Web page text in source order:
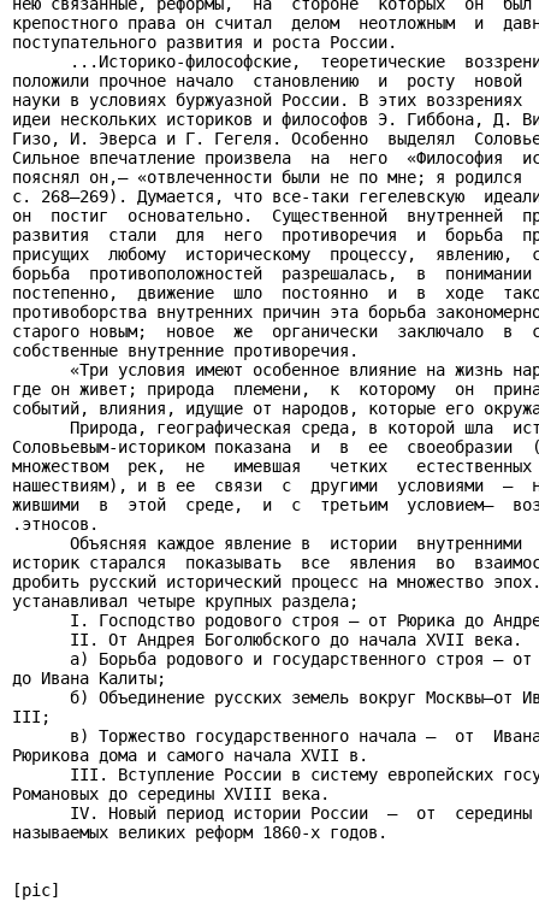
крепостного права он считал  делом  неотложным  и
поступательного развития и роста России.
...Историко-философские,  теоретические
положили прочное начало  становлению  и  росту  новой
науки в условиях буржуазной России. В этих воззрениях
идеи нескольких историков и философов Э. Гиббона,
Гизо, И. Эверса и Г. Гегеля. Особенно  выделял
Сильное впечатление произвела  на  него  «Философия
пояснял он,— «отвлеченности были не по мне; я родился
с. 268—269). Думается, что все-таки гегелевскую
он  постиг  основательно.  Существенной  внутренней
развития  стали  для  него  противоречия  и  борьба
присущих  любому  историческому  процессу,  явлению,
борьба  противоположностей  разрешалась,  в
постепенно,  движение  шло  постоянно  и  в  ходе
противоборства внутренних причин эта борьба
старого новым;  новое  же  органически  заключало  в
собственные внутренние противоречия.
«Три условия имеют особенное влияние на жизнь
где он живет; природа  племени,  к  которому  он
событий, влияния, идущие от народов, которые его
Природа, географическая среда, в которой шла
Соловьевым-историком показана  и  в  ее  своеобразии
множеством  рек,  не   имевшая   четких
нашествиям), и в ее  связи  с  другими  условиями  —
жившими  в  этой  среде,  и  с  третьим  условием—
.этносов.
Объясняя каждое явление в  истории  внутренними
историк старался  показывать  все  явления  во
дробить русский исторический процесс на множество
устанавливал четыре крупных раздела;
I. Господство родового строя — от Рюрика до
      II. От Андрея Боголюбского до начала XVII века.
а) Борьба родового и государственного строя —
до Ивана Калиты;
б) Объединение русских земель вокруг Москвы—от
III;
в) Торжество государственного начала —  от
Рюрикова дома и самого начала XVII в.
III. Вступление России в систему европейских
Романовых до середины XVIII века.
IV. Новый период истории России  —  от
называемых великих реформ 1860-х годов.
[pic]